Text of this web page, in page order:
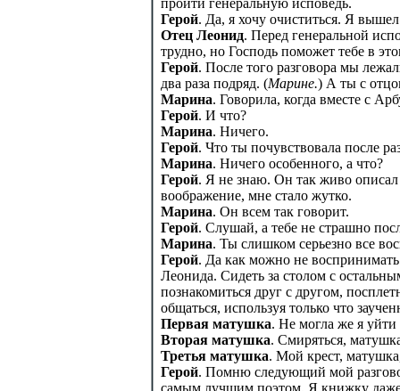
пройти генеральную исповедь.
Герой. Да, я хочу очиститься. Я
Отец Леонид. Перед генеральной
трудно, но Господь поможет тебе в
Герой. После того разговора мы
два раза подряд. (Марине.) А ты с
Марина. Говорила, когда вместе с
Герой. И что?
Марина. Ничего.
Герой. Что ты почувствовала после
Марина. Ничего особенного, а что?
Герой. Я не знаю. Он так живо описал
воображение, мне стало жутко.
Марина. Он всем так говорит.
Герой. Слушай, а тебе не страшно
Марина. Ты слишком серьезно все
Герой. Да как можно не воспринимать
Леонида. Сидеть за столом с
познакомиться друг с другом,
общаться, используя только что
Первая матушка. Не могла же я уйти
Вторая матушка. Смиряться,
Третья матушка. Мой крест,
Герой. Помню следующий мой